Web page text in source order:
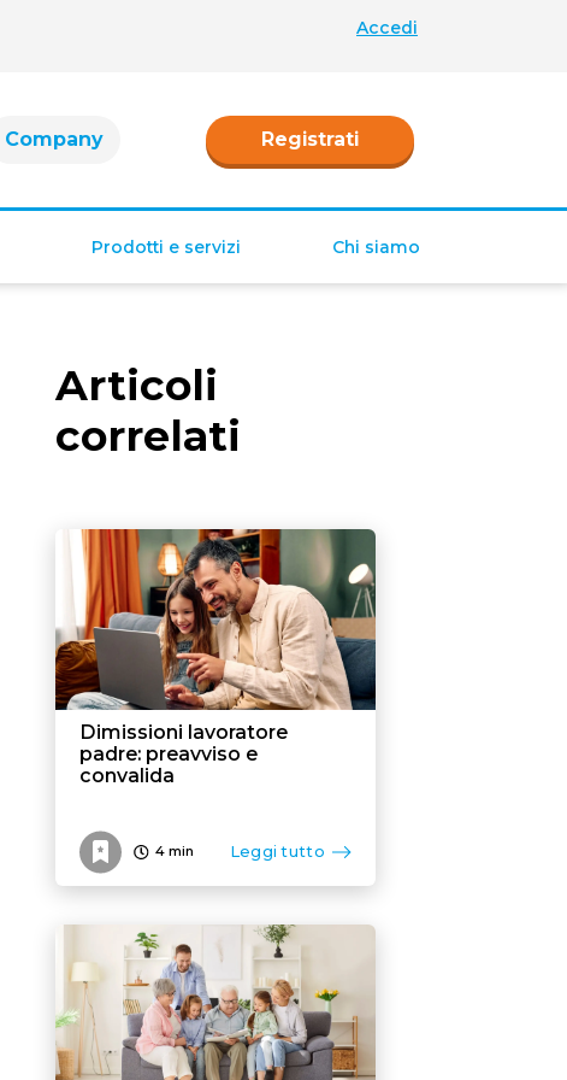
Accedi
Company Registrati
Tredicesima e
TFR
Fringe benefit
Flexible benefit
Prodotti e servizi Chi siamo
Articoli
correlati
Dimissioni lavoratore
padre: preavviso e
convalida
4 min Leggi tutto